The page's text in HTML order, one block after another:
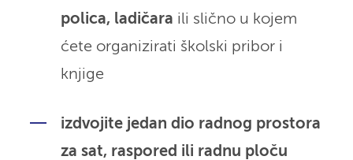
polica, ladičara ili slično u kojem
ćete organizirati školski pribor i
knjige
izdvojite jedan dio radnog prostora
za sat, raspored ili radnu ploču